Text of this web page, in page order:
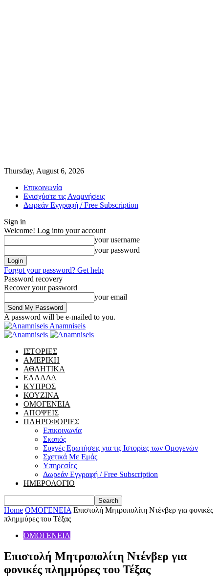
Thursday, August 6, 2026
Επικοινωνία
Ενισχύστε τις Αναμνήσεις
Δωρεάν Εγγραφή / Free Subscription
Sign in
Welcome! Log into your account
your username
your password
Forgot your password? Get help
Password recovery
Recover your password
your email
A password will be e-mailed to you.
Anamniseis
ΙΣΤΟΡΙΕΣ
ΑΜΕΡΙΚΗ
ΑΘΛΗΤΙΚΑ
ΕΛΛΑΔΑ
ΚΥΠΡΟΣ
ΚΟΥΖΙΝΑ
ΟΜΟΓΕΝΕΙΑ
ΑΠΟΨΕΙΣ
ΠΛΗΡΟΦΟΡΙΕΣ
Επικοινωνία
Σκοπός
Συχνές Ερωτήσεις για τις Ιστορίες των Ομογενών
Σχετικά Με Εμάς
Υπηρεσίες
Δωρεάν Εγγραφή / Free Subscription
ΗΜΕΡΟΛΟΓΙΟ
Home ΟΜΟΓΕΝΕΙΑ Επιστολή Μητροπολίτη Ντένβερ για φονικές
πλημμύρες του Τέξας
ΟΜΟΓΕΝΕΙΑ
Επιστολή Μητροπολίτη Ντένβερ για
φονικές πλημμύρες του Τέξας